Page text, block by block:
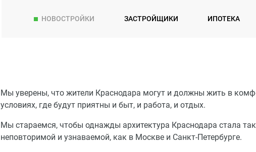
НОВОСТРОЙКИ ЗАСТРОЙЩИКИ ИПОТЕКА
Мы уверены, что жители Краснодара могут и должны жить в
условиях, где будут приятны и быт, и работа, и отдых.
Мы стараемся, чтобы однажды архитектура Краснодара стала
неповторимой и узнаваемой, как в Москве и Санкт-Петербурге.